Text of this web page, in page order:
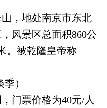
，地处南京市东北
风景区总面积860公
。被乾隆皇帝称
）
门票价格为40元/人